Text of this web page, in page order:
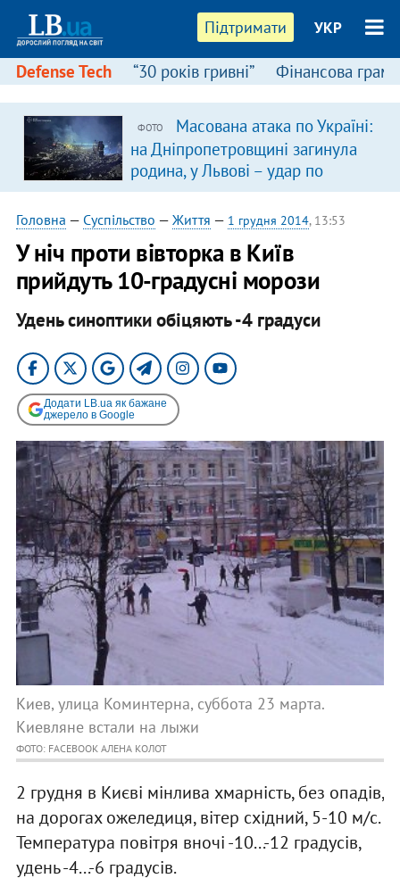
Підтримати УКР
Defense Tech “30 років гривні” Фінансова
ФОТО
Масована атака по Україні:
на Дніпропетровщині загинула
родина, у Львові – удар по
багатоповерхівках
(доповнюється)
Головна — Суспільство — Життя — 1 грудня 2014, 13:53
У ніч проти вівторка в Київ
прийдуть 10-градусні морози
Удень синоптики обіцяють -4 градуси
Додати LB.ua як бажане
джерело в Google
Киев, улица Коминтерна, суббота 23 марта.
Киевляне встали на лыжи
ФОТО: FACEBOOK АЛЕНА КОЛОТ
2 грудня в Києві мінлива хмарність, без опадів,
на дорогах ожеледиця, вітер східний, 5-10 м/с.
Температура повітря вночі -10...-12 градусів,
удень -4...-6 градусів.